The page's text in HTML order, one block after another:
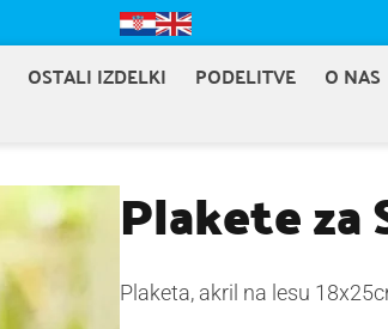
OSTALI IZDELKI PODELITVE O NAS
Plakete
Plaketa, akril na lesu